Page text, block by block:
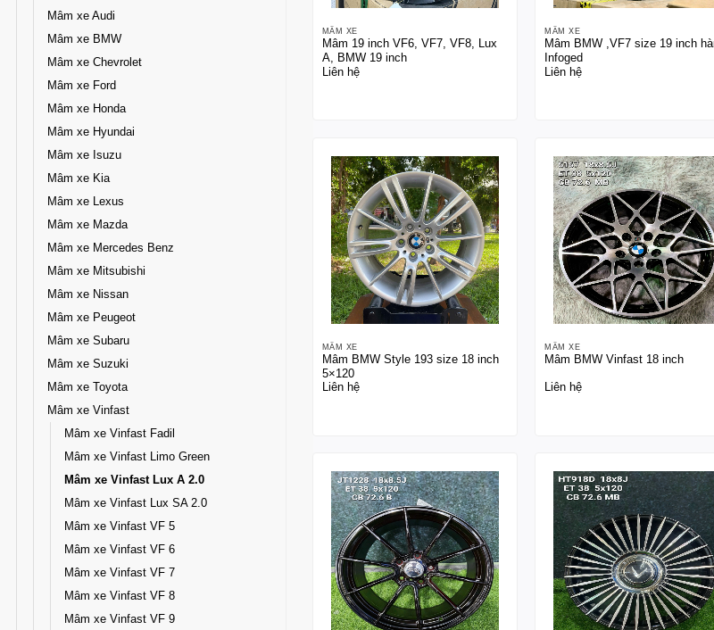
Mâm xe Audi
Mâm xe BMW
Mâm xe Chevrolet
Mâm xe Ford
Mâm xe Honda
Mâm xe Hyundai
Mâm xe Isuzu
Mâm xe Kia
Mâm xe Lexus
Mâm xe Mazda
Mâm xe Mercedes Benz
Mâm xe Mitsubishi
Mâm xe Nissan
Mâm xe Peugeot
Mâm xe Subaru
Mâm xe Suzuki
Mâm xe Toyota
Mâm xe Vinfast
Mâm xe Vinfast Fadil
Mâm xe Vinfast Limo Green
Mâm xe Vinfast Lux A 2.0
Mâm xe Vinfast Lux SA 2.0
Mâm xe Vinfast VF 5
Mâm xe Vinfast VF 6
Mâm xe Vinfast VF 7
Mâm xe Vinfast VF 8
Mâm xe Vinfast VF 9
MÂM XE
Mâm 19 inch VF6, VF7, VF8, Lux
A, BMW 19 inch
Liên hệ
MÂM XE
Mâm BMW ,VF7 size 19 inch
Infoged
Liên hệ
MÂM XE
Mâm BMW Style 193 size 18 inch
5×120
Liên hệ
MÂM XE
Mâm BMW Vinfast 18 inch
Liên hệ